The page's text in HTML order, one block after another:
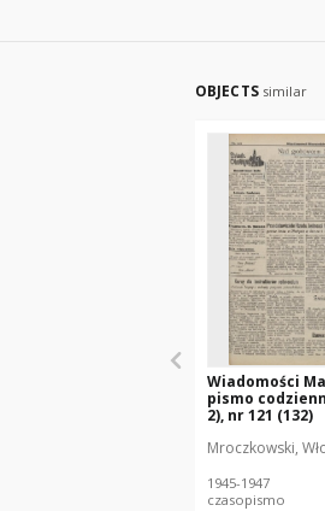
OBJECTS similar
Wiadomości
pismo
2), nr 121 (132)
Mroczkowski,
1945-1947
czasopismo